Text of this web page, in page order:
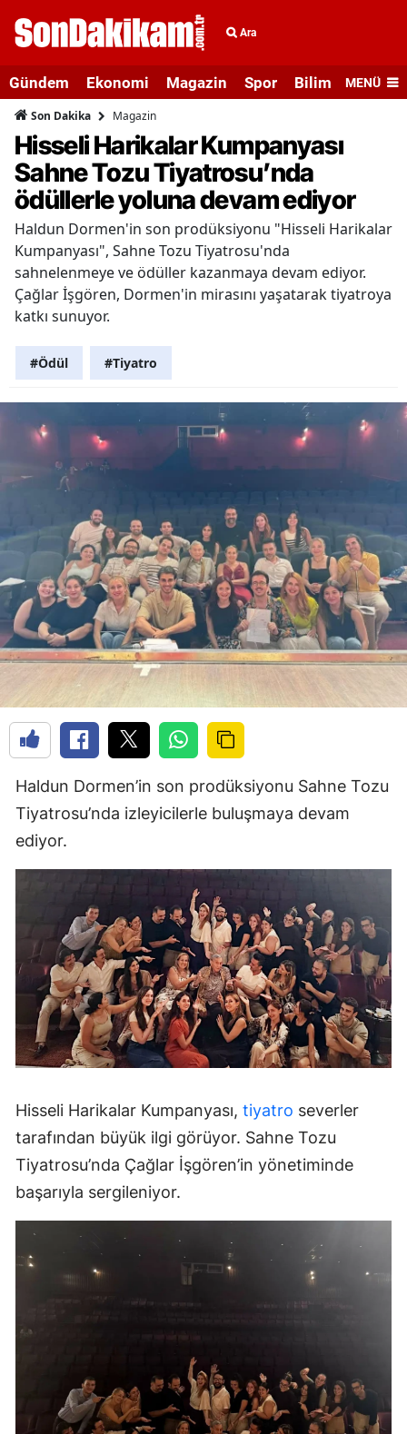
Ara
Gündem Ekonomi Magazin Spor Bilim veMENÜ
Son Dakika Magazin
Hisseli Harikalar Kumpanyası
Sahne Tozu Tiyatrosu’nda
ödüllerle yoluna devam ediyor
Haldun Dormen'in son prodüksiyonu "Hisseli Harikalar
Kumpanyası", Sahne Tozu Tiyatrosu'nda
sahnelenmeye ve ödüller kazanmaya devam ediyor.
Çağlar İşgören, Dormen'in mirasını yaşatarak tiyatroya
katkı sunuyor.
#Ödül #Tiyatro
Haldun Dormen’in son prodüksiyonu Sahne Tozu
Tiyatrosu’nda izleyicilerle buluşmaya devam
ediyor.
Hisseli Harikalar Kumpanyası, tiyatro severler
tarafından büyük ilgi görüyor. Sahne Tozu
Tiyatrosu’nda Çağlar İşgören’in yönetiminde
başarıyla sergileniyor.